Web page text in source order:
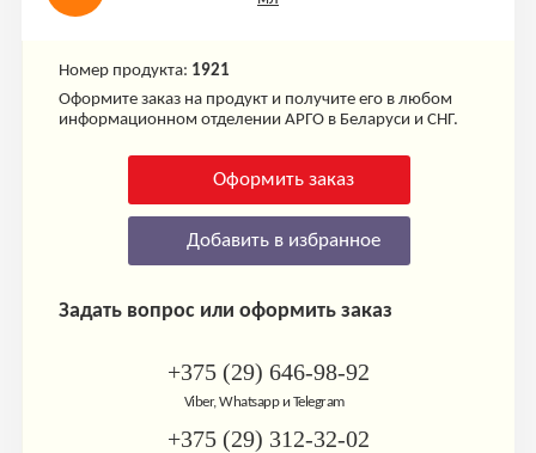
Номер продукта: 1921
Оформите заказ на продукт и получите его в любом
информационном отделении АРГО в Беларуси и СНГ.
Оформить заказ
Добавить в избранное
Задать вопрос или оформить заказ
+375 (29) 646-98-92
Viber, Whatsapp и Telegram
+375 (29) 312-32-02